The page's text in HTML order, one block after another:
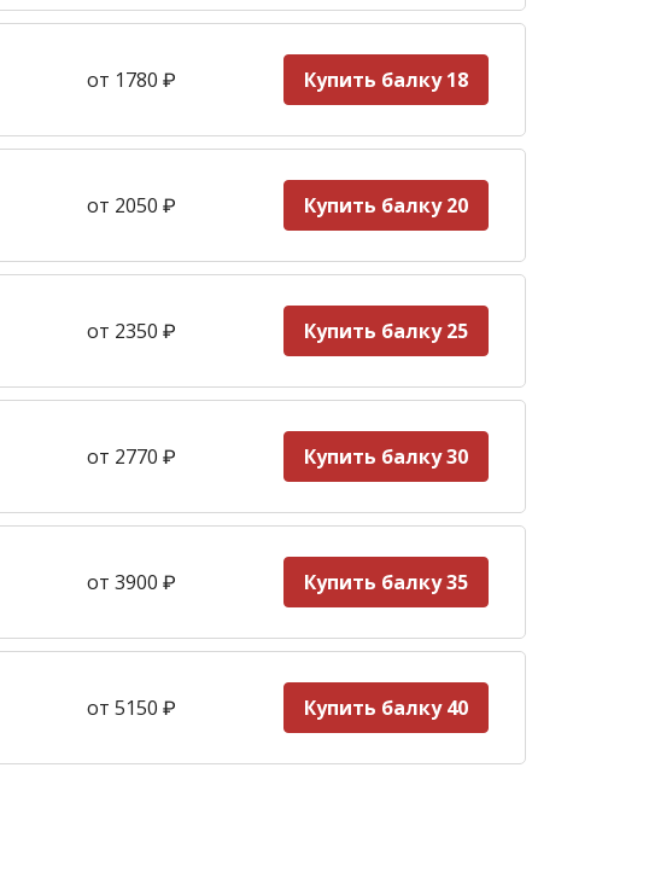
от 1780 ₽ Купить балку 18
от 2050 ₽ Купить балку 20
от 2350 ₽ Купить балку 25
от 2770 ₽ Купить балку 30
от 3900 ₽ Купить балку 35
от 5150 ₽ Купить балку 40